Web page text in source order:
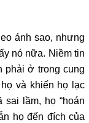
ánh sao, nhưng
nó nữa. Niềm tin
phải ở trong cung
và khiến họ lạc
lầm, họ “hoán
họ đến đích của